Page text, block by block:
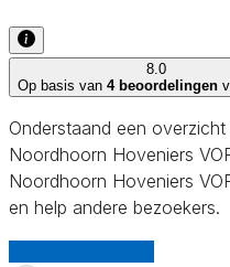
8.0
Op basis van 4 beoordelingen
Onderstaand een
Noordhoorn Hoveniers
Noordhoorn Hoveniers
en help andere bezoekers.